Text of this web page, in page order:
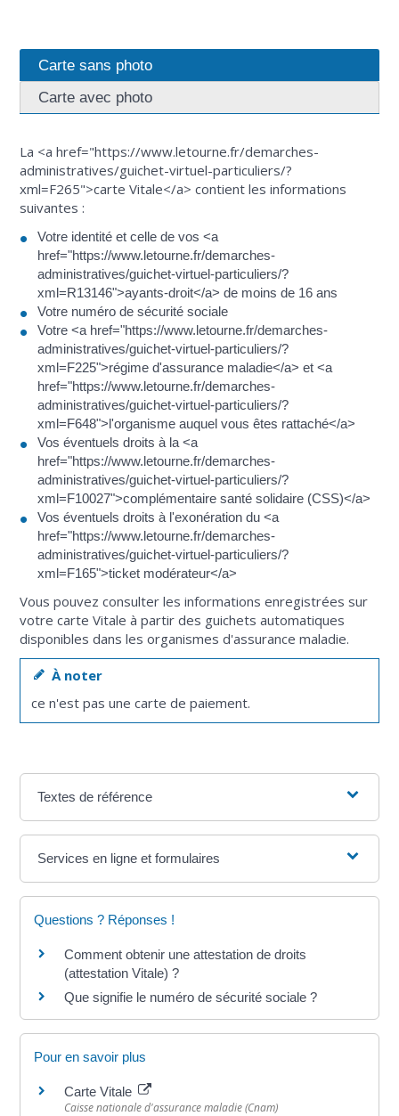
Carte sans photo
Carte avec photo
La <a href="https://www.letourne.fr/demarches-
administratives/guichet-virtuel-particuliers/?
xml=F265">carte Vitale</a> contient les informations
suivantes :
Votre identité et celle de vos <a
href="https://www.letourne.fr/demarches-
administratives/guichet-virtuel-particuliers/?
xml=R13146">ayants-droit</a> de moins de 16 ans
Votre numéro de sécurité sociale
Votre <a href="https://www.letourne.fr/demarches-
administratives/guichet-virtuel-particuliers/?
xml=F225">régime d'assurance maladie</a> et <a
href="https://www.letourne.fr/demarches-
administratives/guichet-virtuel-particuliers/?
xml=F648">l'organisme auquel vous êtes rattaché</a>
Vos éventuels droits à la <a
href="https://www.letourne.fr/demarches-
administratives/guichet-virtuel-particuliers/?
xml=F10027">complémentaire santé solidaire (CSS)</a>
Vos éventuels droits à l'exonération du <a
href="https://www.letourne.fr/demarches-
administratives/guichet-virtuel-particuliers/?
xml=F165">ticket modérateur</a>
Vous pouvez consulter les informations enregistrées sur
votre carte Vitale à partir des guichets automatiques
disponibles dans les organismes d'assurance maladie.
À noter
ce n'est pas une carte de paiement.
Textes de référence
Services en ligne et formulaires
Questions ? Réponses !
Comment obtenir une attestation de droits
(attestation Vitale) ?
Que signifie le numéro de sécurité sociale ?
Pour en savoir plus
Carte Vitale
Caisse nationale d'assurance maladie (Cnam)